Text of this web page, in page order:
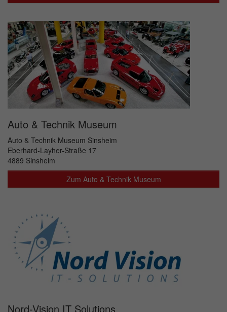
Auto & Technik Museum
Auto & Technik Museum Sinsheim
Eberhard-Layher-Straße 17
4889 Sinsheim
Zum Auto & Technik Museum
Nord-Vision IT Solutions